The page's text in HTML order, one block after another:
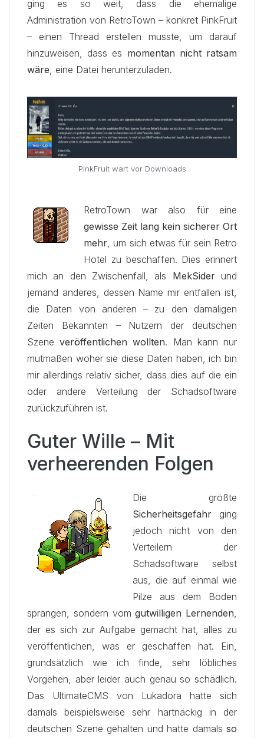
ging es so weit, dass die ehemalige
Administration von RetroTown – konkret PinkFruit
– einen Thread erstellen musste, um darauf
hinzuweisen, dass es momentan nicht ratsam
wäre, eine Datei herunterzuladen.
PinkFruit wart vor Downloads
RetroTown war also für eine
gewisse Zeit lang kein sicherer Ort
mehr , um sich etwas für sein Retro
Hotel zu beschaffen. Dies erinnert
mich an den Zwischenfall, als MekSiderund
jemand anderes, dessen Name mir entfallen ist,
die Daten von anderen – zu den damaligen
Zeiten Bekannten – Nutzern der deutschen
Szeneveröffentlichen wollten. Man kann nur
mutmaßen woher sie diese Daten haben, ich bin
mir allerdings relativ sicher, dass dies auf die ein
oder andere Verteilung der Schadsoftware
zurückzuführen ist.
Guter Wille – Mit
verheerenden Folgen
Die größte
Sicherheitsgefahr ging
jedoch nicht von den
Verteilern der
Schadsoftware selbst
aus, die auf einmal wie
Pilze aus dem Boden
sprangen, sondern vomgutwilligen Lernenden
der es sich zur Aufgabe gemacht hat, alles zu
veröffentlichen, was er geschaffen hat. Ein,
grundsätzlich wie ich finde, sehr löbliches
Vorgehen, aber leider auch genau so schädlich.
Das UltimateCMS von Lukadora hatte sich
damals beispielsweise sehr hartnäckig in der
deutschen Szene gehalten und hatte damals so